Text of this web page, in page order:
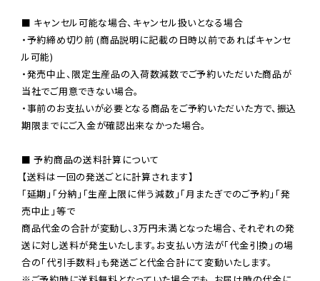
■ キャンセル可能な場合、キャンセル扱いとなる場合
・予約締め切り前 (商品説明に記載の日時以前であればキャンセ
ル可能)
・発売中止、限定生産品の入荷数減数でご予約いただいた商品が
当社でご用意できない場合。
・事前のお支払いが必要となる商品をご予約いただいた方で、振込
期限までにご入金が確認出来なかった場合。
■ 予約商品の送料計算について
【送料は一回の発送ごとに計算されます】
「延期」「分納」「生産上限に伴う減数」「月またぎでのご予約」「発
売中止」等で
商品代金の合計が変動し、3万円未満となった場合、それぞれの発
送に対し送料が発生いたします。お支払い方法が「代金引換」の場